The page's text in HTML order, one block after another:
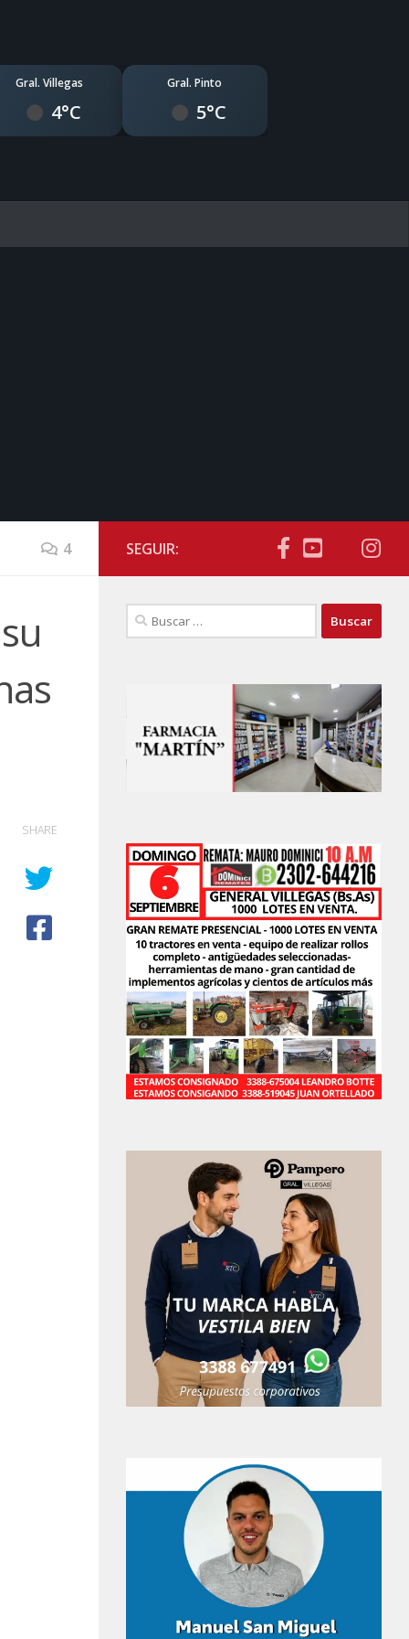
Gral. Villegas
4°C
Gral. Pinto
5°C
4
SHARE
SEGUIR:
Buscar: